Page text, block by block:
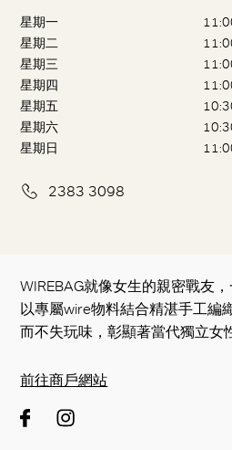
星期一
星期二
星期三
星期四
星期五
星期六
星期日
2383 3098
WIREBAG就像女生的親密戰友
以專屬wire物料結合精湛手工編
而不失玩味，彰顯著當代獨立女
前往商戶網站